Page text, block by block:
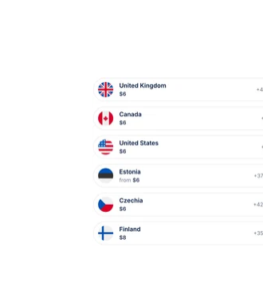
홍콩
US$25